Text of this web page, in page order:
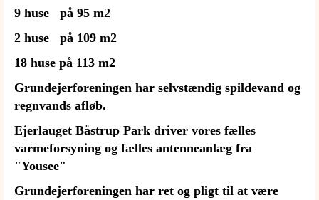
9 huse på 95 m2
2 huse på 109 m2
18 huse på 113 m2
Grundejerforeningen har selvstændig spildevand og
regnvands afløb.
Ejerlauget Båstrup Park driver vores fælles
varmeforsyning og fælles antenneanlæg fra
"Yousee"
Grundejerforeningen har ret og pligt til at være